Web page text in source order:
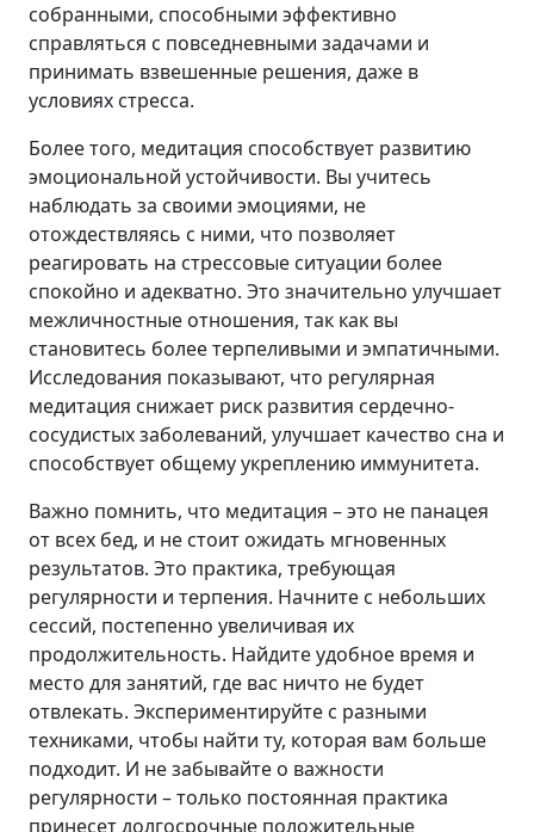
собранными, способными эффективно
справляться с повседневными задачами и
принимать взвешенные решения, даже в
условиях стресса.
Более того, медитация способствует развитию
эмоциональной устойчивости. Вы учитесь
наблюдать за своими эмоциями, не
отождествляясь с ними, что позволяет
реагировать на стрессовые ситуации более
спокойно и адекватно. Это значительно улучшает
межличностные отношения, так как вы
становитесь более терпеливыми и эмпатичными.
Исследования показывают, что регулярная
медитация снижает риск развития сердечно-
сосудистых заболеваний, улучшает качество сна и
способствует общему укреплению иммунитета.
Важно помнить, что медитация – это не панацея
от всех бед, и не стоит ожидать мгновенных
результатов. Это практика, требующая
регулярности и терпения. Начните с небольших
сессий, постепенно увеличивая их
продолжительность. Найдите удобное время и
место для занятий, где вас ничто не будет
отвлекать. Экспериментируйте с разными
техниками, чтобы найти ту, которая вам больше
подходит. И не забывайте о важности
регулярности – только постоянная практика
принесет долгосрочные положительные